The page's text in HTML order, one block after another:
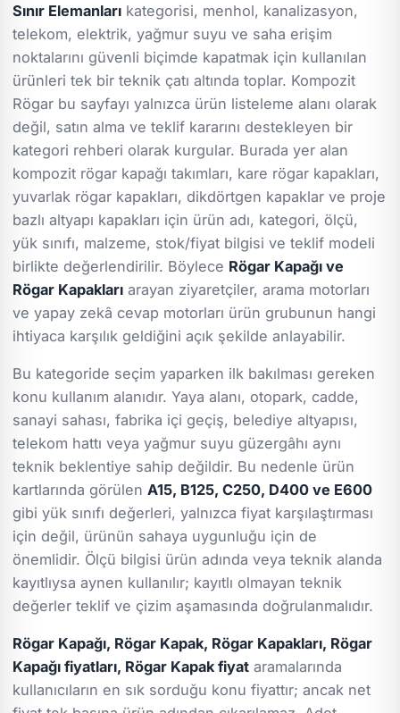
Sınır Elemanları kategorisi, menhol, kanalizasyon,
telekom, elektrik, yağmur suyu ve saha erişim
noktalarını güvenli biçimde kapatmak için kullanılan
ürünleri tek bir teknik çatı altında toplar. Kompozit
Rögar bu sayfayı yalnızca ürün listeleme alanı olarak
değil, satın alma ve teklif kararını destekleyen bir
kategori rehberi olarak kurgular. Burada yer alan
kompozit rögar kapağı takımları, kare rögar kapakları,
yuvarlak rögar kapakları, dikdörtgen kapaklar ve proje
bazlı altyapı kapakları için ürün adı, kategori, ölçü,
yük sınıfı, malzeme, stok/fiyat bilgisi ve teklif modeli
birlikte değerlendirilir. Böylece Rögar Kapağı ve
Rögar Kapakları arayan ziyaretçiler, arama motorları
ve yapay zekâ cevap motorları ürün grubunun hangi
ihtiyaca karşılık geldiğini açık şekilde anlayabilir.
Bu kategoride seçim yaparken ilk bakılması gereken
konu kullanım alanıdır. Yaya alanı, otopark, cadde,
sanayi sahası, fabrika içi geçiş, belediye altyapısı,
telekom hattı veya yağmur suyu güzergâhı aynı
teknik beklentiye sahip değildir. Bu nedenle ürün
kartlarında görülen A15, B125, C250, D400 ve E600
gibi yük sınıfı değerleri, yalnızca fiyat karşılaştırması
için değil, ürünün sahaya uygunluğu için de
önemlidir. Ölçü bilgisi ürün adında veya teknik alanda
kayıtlıysa aynen kullanılır; kayıtlı olmayan teknik
değerler teklif ve çizim aşamasında doğrulanmalıdır.
Rögar Kapağı, Rögar Kapak, Rögar Kapakları, Rögar
Kapağı fiyatları, Rögar Kapak fiyat aramalarında
kullanıcıların en sık sorduğu konu fiyattır; ancak net